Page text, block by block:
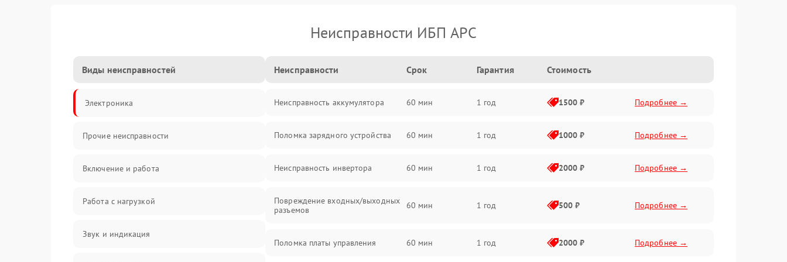
Неисправности ИБП APC
Виды неисправностей
Электроника
Прочие неисправности
Включение и работа
Работа с нагрузкой
Звук и индикация
Неисправности Срок Гарантия Стоимость
Неисправность аккумулятора 60 мин 1 год 1500 ₽ Подробнее →
Поломка зарядного устройства 60 мин 1 год 1000 ₽ Подробнее →
Неисправность инвертора 60 мин 1 год 2000 ₽ Подробнее →
Повреждение входных/выходных
разъемов
60 мин 1 год 500 ₽ Подробнее →
Поломка платы управления 60 мин 1 год 2000 ₽ Подробнее →